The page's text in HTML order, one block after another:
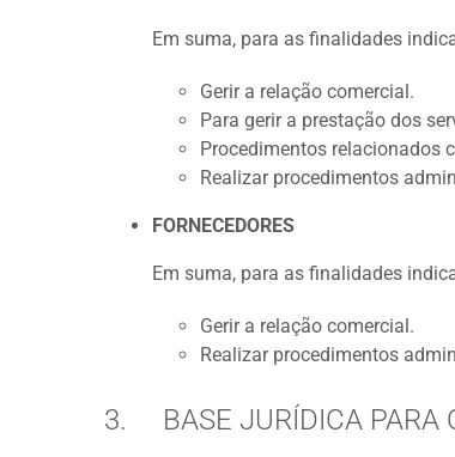
Em suma, para as finalidades
Gerir a relação comercial.
Para gerir a prestação dos
Procedimentos relacionados
Realizar procedimentos
FORNECEDORES
Em suma, para as finalidades
Gerir a relação comercial.
Realizar procedimentos
3. BASE JURÍDICA PARA